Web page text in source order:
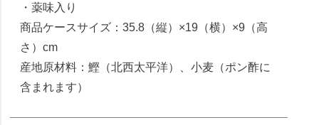
・薬味入り
商品ケースサイズ：35.8（縦）×19（横）×9（高
さ）cm
産地原材料：鰹（北西太平洋）、小麦（ポン酢に
含まれます）